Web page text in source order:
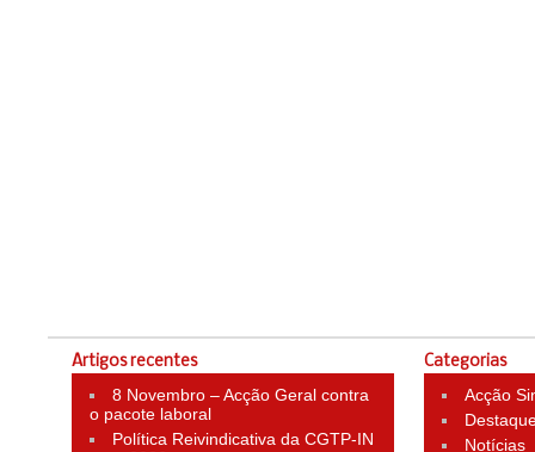
Artigos recentes
8 Novembro – Acção Geral contra
o pacote laboral
Política Reivindicativa da CGTP-IN
Categorias
Acção
Notícias